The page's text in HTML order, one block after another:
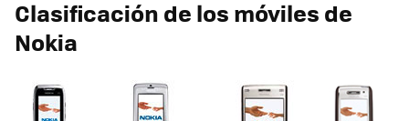
Clasificación de los móviles de
Nokia